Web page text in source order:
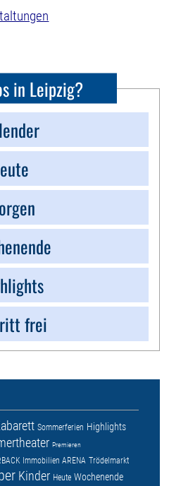
in Leipzig?
frei
Sommerferien Highlights
Premieren
Immobilien ARENA Trödelmarkt
Kinder Heute Wochenende